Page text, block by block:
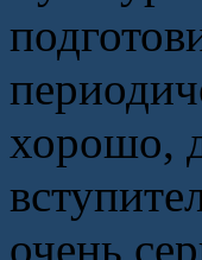
хорошо,
очень